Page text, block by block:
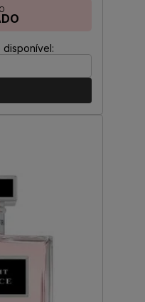
disponível: